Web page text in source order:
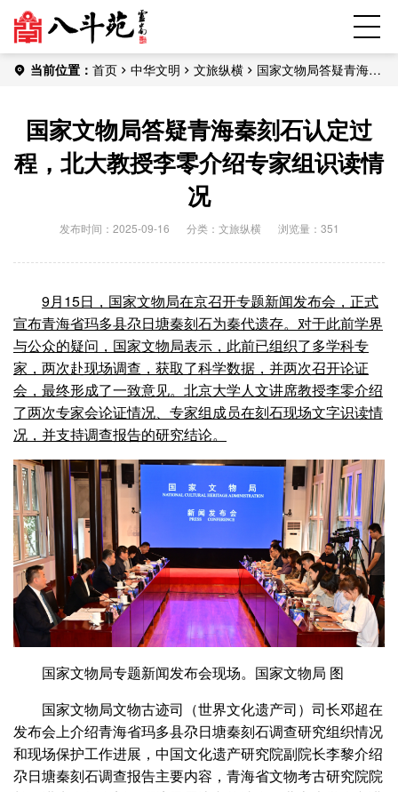
当前位置： 首页 中华文明 文旅纵横
国家文物局答疑青海秦
国家文物局答疑青海秦刻石认定过
程，北大教授李零介绍专家组识读情
况
发布时间：2025-09-16 分类： 文旅纵横 浏览量：351
9月15日，国家文物局在京召开专题新闻发布会，正式
宣布青海省玛多县尕日塘秦刻石为秦代遗存。对于此前学界
与公众的疑问，国家文物局表示，此前已组织了多学科专
家，两次赴现场调查，获取了科学数据，并两次召开论证
会，最终形成了一致意见。 北京大学人文讲席教授李零介绍
了两次专家会论证情况、专家组成员在刻石现场文字识读情
况，并支持调查报告的研究结论。
国家文物局专题新闻发布会现场。国家文物局 图
国家文物局文物古迹司（世界文化遗产司）司长邓超在
发布会上介绍青海省玛多县尕日塘秦刻石调查研究组织情况
和现场保护工作进展，中国文化遗产研究院副院长李黎介绍
尕日塘秦刻石调查报告主要内容，青海省文物考古研究院院